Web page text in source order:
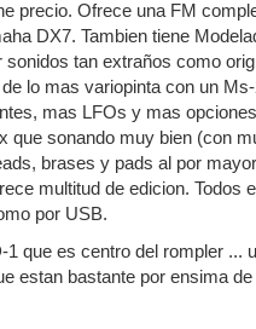
precio. Ofrece una FM
DX7. Tambien tiene
tan extraños como
lo mas variopinta con un
mas LFOs y mas
que sonando muy bien (con
brases y pads al por
multitud de edicion. Todos
por USB.
que es centro del rompler ...
estan bastante por ensima